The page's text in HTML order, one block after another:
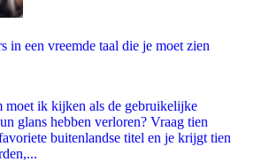
in een vreemde taal die je moet zien
moet ik kijken als de gebruikelijke
glans hebben verloren? Vraag tien
buitenlandse titel en je krijgt tien